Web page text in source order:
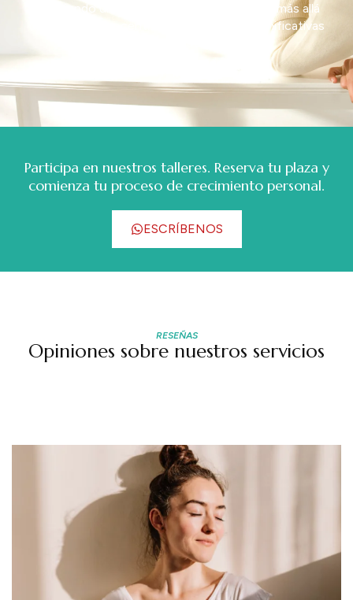
ofreciendo
másallá
significativas
Participa en nuestros talleres. Reserva tu plaza y
comienza tu proceso de crecimiento personal.
ESCRÍBENOS
RESEÑAS
Opiniones sobre nuestros servicios